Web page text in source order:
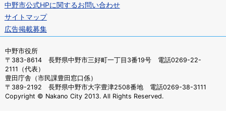
中野市公式HPに関するお問い合わせ
サイトマップ
広告掲載募集
中野市役所
〒383-8614 長野県中野市三好町一丁目3番19号 電話0269-22-
2111（代表）
豊田庁舎（市民課豊田窓口係）
〒389-2192 長野県中野市大字豊津2508番地 電話0269-38-3111
Copyright © Nakano City 2013. All Rights Reserved.